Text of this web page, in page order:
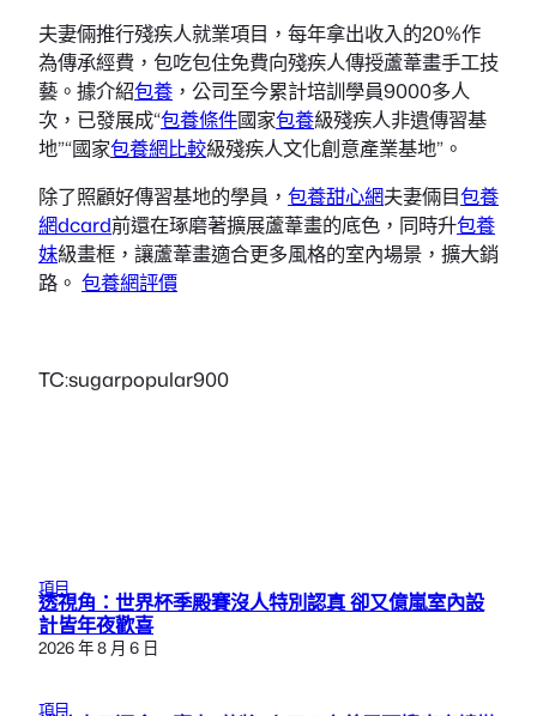
夫妻倆推行殘疾人就業項目，每年拿出收入的20%作
為傳承經費，包吃包住免費向殘疾人傳授蘆葦畫手工技
藝。據介紹包養 ，公司至今累計培訓學員9000多人
次，已發展成“包養條件國家包養級殘疾人非遺傳習基
地”“國家包養網比較級殘疾人文化創意產業基地”。
除了照顧好傳習基地的學員， 包養甜心網夫妻倆目包養
網dcard前還在琢磨著擴展蘆葦畫的底色，同時升包養
妹級畫框，讓蘆葦畫適合更多風格的室內場景，擴大銷
路。 包養網評價
TC:sugarpopular900
項目
透視角：世界杯季殿賽沒人特別認真 卻又億嵐室內設
計皆年夜歡喜
2026 年 8 月 6 日
項目